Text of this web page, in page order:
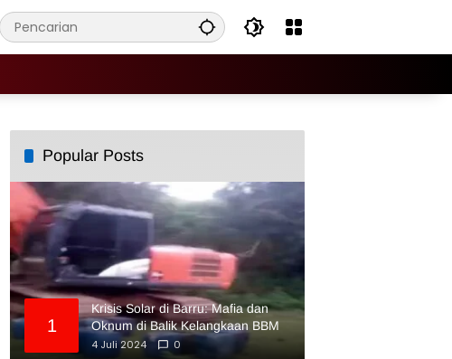
Popular Posts
1
Krisis Solar di Barru: Mafia dan
Oknum di Balik Kelangkaan BBM
4 Juli 2024
0